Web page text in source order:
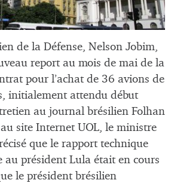
de la Défense, Nelson Jobim,
report au mois de mai de la
pour l’achat de 36 avions de
initialement attendu début
au journal brésilien Folhan
site Internet UOL, le ministre
que le rapport technique
au président Lula était en cours
le président brésilien